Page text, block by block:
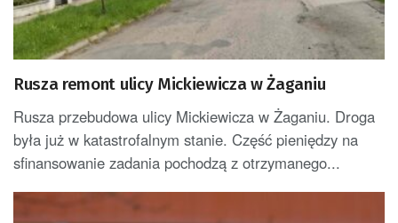
Rusza remont ulicy Mickiewicza w Żaganiu
Rusza przebudowa ulicy Mickiewicza w Żaganiu. Droga
była już w katastrofalnym stanie. Część pieniędzy na
sfinansowanie zadania pochodzą z otrzymanego...